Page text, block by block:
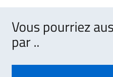
Vous pourriez
par ..